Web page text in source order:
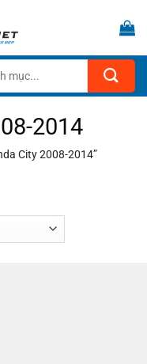
2014
City 2008-2014”